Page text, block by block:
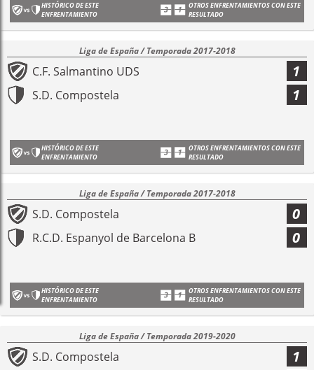
HISTÓRICO DE ESTE
ENFRENTAMIENTO
OTROS ENFRENTAMIENTOS CON ESTE
RESULTADO
Liga de España / Temporada 2017-2018
C.F. Salmantino UDS 1
S.D. Compostela 1
HISTÓRICO DE ESTE
ENFRENTAMIENTO
OTROS ENFRENTAMIENTOS CON ESTE
RESULTADO
Liga de España / Temporada 2017-2018
S.D. Compostela 0
R.C.D. Espanyol de Barcelona B 0
HISTÓRICO DE ESTE
ENFRENTAMIENTO
OTROS ENFRENTAMIENTOS CON ESTE
RESULTADO
Liga de España / Temporada 2019-2020
S.D. Compostela 1